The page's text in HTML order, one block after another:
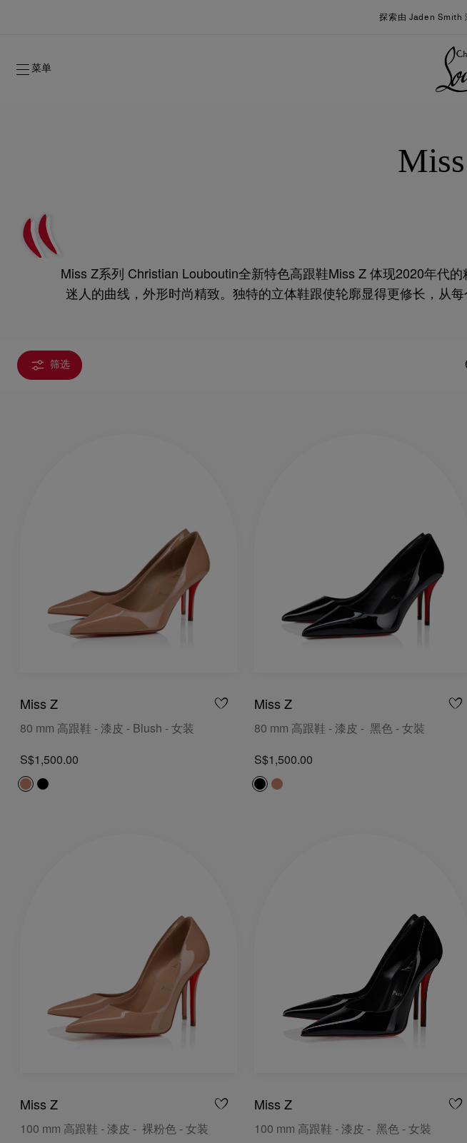
探索由 Jaden Smith
菜单
2026年秋季女装系列 2026年秋季男装系列
2026年秋季系列
2026年秋季系列
隽永标记
全新登场：Oud Fétiche 奢⾹淡⾹精
女士礼品
品牌历史 时装秀
Miss Z系列 Christian Louboutin全新特色高跟鞋Miss Z 体现2020年代
迷人的曲线，外形时尚精致。独特的立体鞋跟使轮廓显得更修长，从
筛选
Miss Z
80 mm 高跟鞋 - 漆皮 - Blush - 女装
S$1,500.00
Miss Z
80 mm 高跟鞋 - 漆皮 - 黑色 - 女裝
S$1,500.00
Miss Z
100 mm 高跟鞋 - 漆皮 - 裸粉色 - 女装
Miss Z
100 mm 高跟鞋 - 漆皮 - 黑色 - 女裝